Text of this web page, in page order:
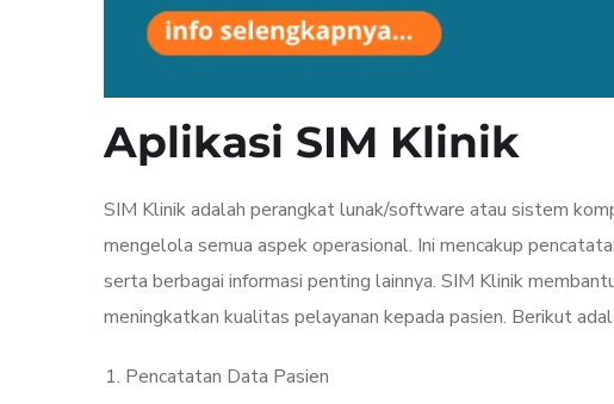
Aplikasi SIM Klinik
SIM Klinik adalah perangkat lunak/software atau sistem
mengelola semua aspek operasional. Ini mencakup
serta berbagai informasi penting lainnya. SIM Klinik
meningkatkan kualitas pelayanan kepada pasien. Berikut
Pencatatan Data Pasien